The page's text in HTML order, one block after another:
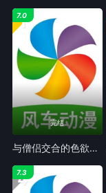
1
完结
7.0
与僧侣交合的色欲之夜
4
7.3